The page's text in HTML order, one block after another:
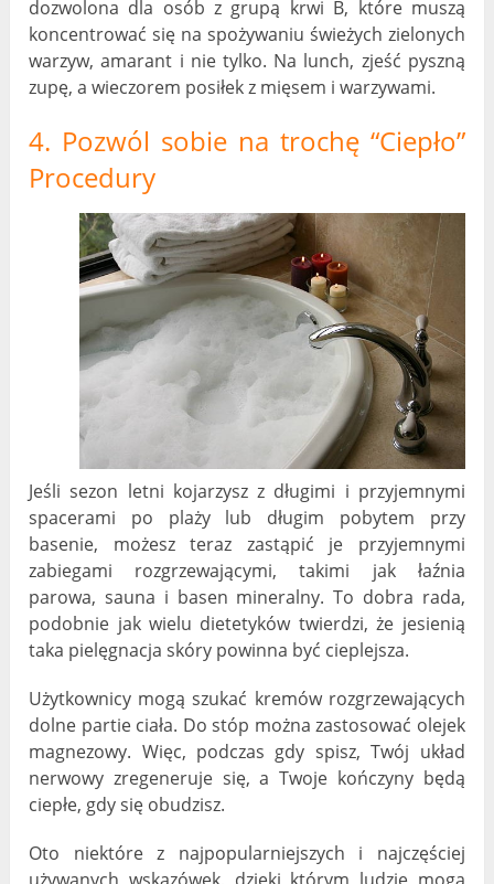
dozwolona dla osób z grupą krwi B, które muszą
koncentrować się na spożywaniu świeżych zielonych
warzyw, amarant i nie tylko. Na lunch, zjeść pyszną
zupę, a wieczorem posiłek z mięsem i warzywami.
4. Pozwól sobie na trochę “Ciepło”
Procedury
Jeśli sezon letni kojarzysz z długimi i przyjemnymi
spacerami po plaży lub długim pobytem przy
basenie, możesz teraz zastąpić je przyjemnymi
zabiegami rozgrzewającymi, takimi jak łaźnia
parowa, sauna i basen mineralny. To dobra rada,
podobnie jak wielu dietetyków twierdzi, że jesienią
taka pielęgnacja skóry powinna być cieplejsza.
Użytkownicy mogą szukać kremów rozgrzewających
dolne partie ciała. Do stóp można zastosować olejek
magnezowy. Więc, podczas gdy spisz, Twój układ
nerwowy zregeneruje się, a Twoje kończyny będą
ciepłe, gdy się obudzisz.
Oto niektóre z najpopularniejszych i najczęściej